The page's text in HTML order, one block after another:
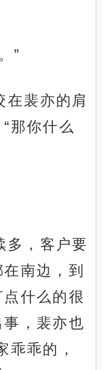
”
在裴亦的肩
那你什么
多，客户要
南边，到
什么的很
，裴亦也
乖乖的，